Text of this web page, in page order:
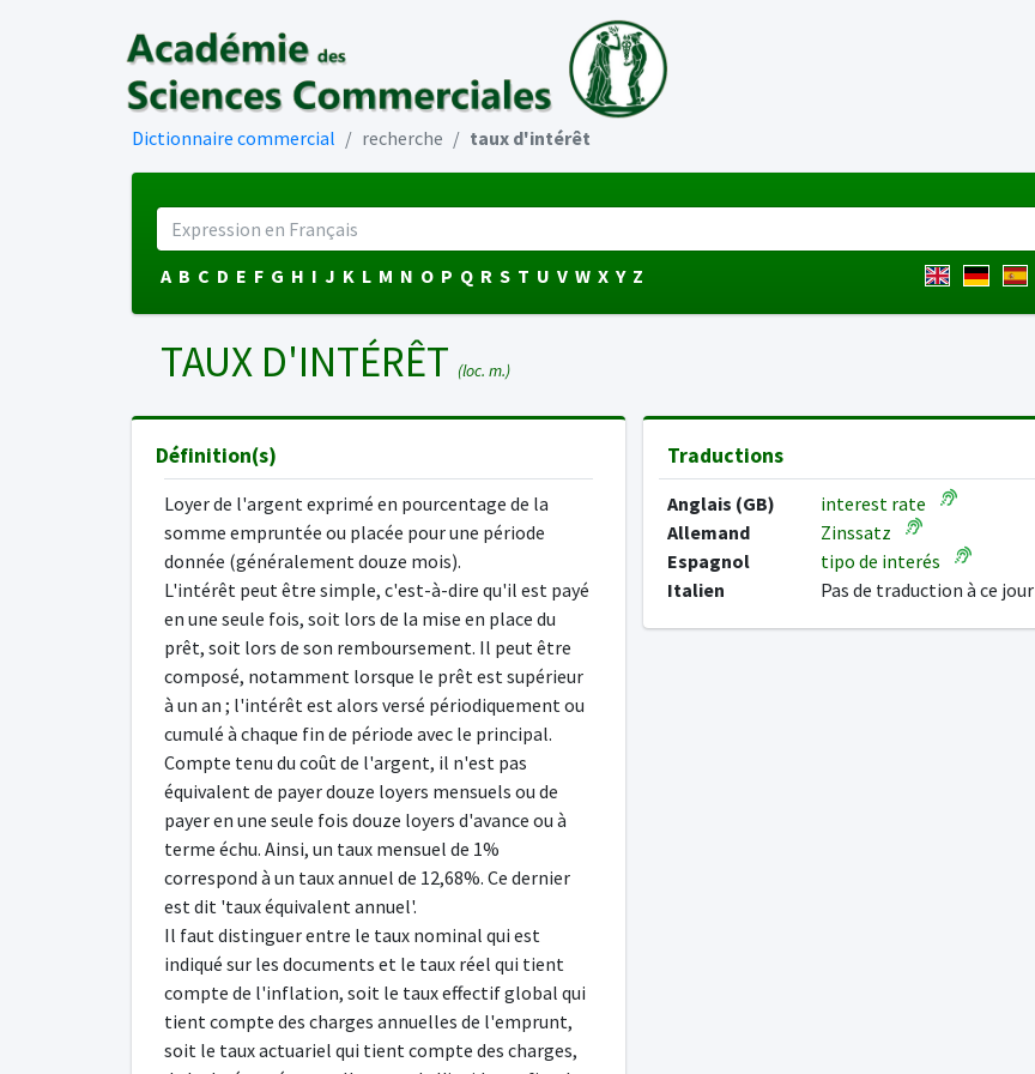
Dictionnaire commercial recherche taux d'intérêt
A B C D E F G H I J K L M N O P Q R S T U V W X Y Z
TAUX D'INTÉRÊT (loc. m.)
Définition(s)
Loyer de l'argent exprimé en pourcentage de la
somme empruntée ou placée pour une période
donnée (généralement douze mois).
L'intérêt peut être simple, c'est-à-dire qu'il est payé
en une seule fois, soit lors de la mise en place du
prêt, soit lors de son remboursement. Il peut être
composé, notamment lorsque le prêt est supérieur
à un an ; l'intérêt est alors versé périodiquement ou
cumulé à chaque fin de période avec le principal.
Compte tenu du coût de l'argent, il n'est pas
équivalent de payer douze loyers mensuels ou de
payer en une seule fois douze loyers d'avance ou à
terme échu. Ainsi, un taux mensuel de 1%
correspond à un taux annuel de 12,68%. Ce dernier
est dit 'taux équivalent annuel'.
Il faut distinguer entre le taux nominal qui est
indiqué sur les documents et le taux réel qui tient
compte de l'inflation, soit le taux effectif global qui
tient compte des charges annuelles de l'emprunt,
soit le taux actuariel qui tient compte des charges,
Traductions
Anglais (GB)
interest rate
Allemand
Zinssatz
Espagnol
tipo de interés
Italien
Pas de traduction à ce jour